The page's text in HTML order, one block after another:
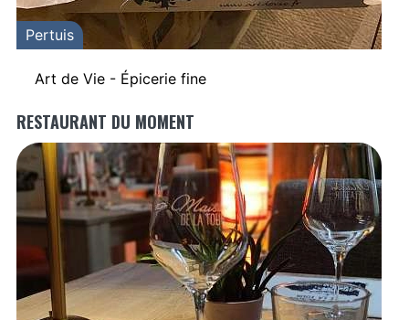
Pertuis
Art de Vie - Épicerie fine
RESTAURANT DU MOMENT